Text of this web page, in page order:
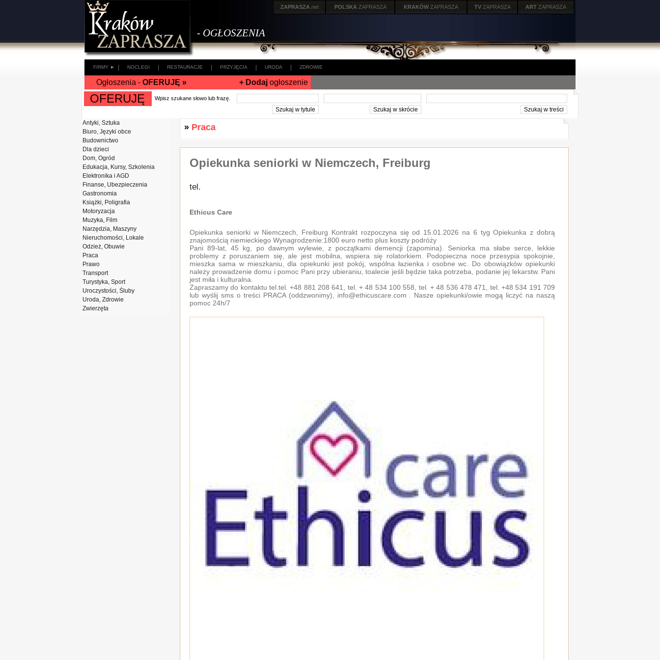
ZAPRASZA .net POLSKA ZAPRASZA KRAKÓW ZAPRASZA TV ZAPRASZA ART ZAPRASZA
- OGŁOSZENIA
FIRMY ► NOCLEGI RESTAURACJE PRZYJĘCIA URODA ZDROWIE
Ogłoszenia - OFERUJĘ » + Dodaj ogłoszenie
OFERUJĘ Wpisz szukane słowo lub frazę.
Antyki, Sztuka
Biuro, Języki obce
Budownictwo
Dla dzieci
Dom, Ogród
Edukacja, Kursy, Szkolenia
Elektronika i AGD
Finanse, Ubezpieczenia
Gastronomia
Książki, Poligrafia
Motoryzacja
Muzyka, Film
Narzędzia, Maszyny
Nieruchomości, Lokale
Odzież, Obuwie
Praca
Prawo
Transport
Turystyka, Sport
Uroczystości, Śluby
Uroda, Zdrowie
Zwierzęta
» Praca
Opiekunka seniorki w Niemczech, Freiburg
tel.
Ethicus Care
Opiekunka seniorki w Niemczech, Freiburg Kontrakt rozpoczyna się od 15.01.2026 na 6 tyg Opiekunka z dobrą
znajomością niemieckiego Wynagrodzenie:1800 euro netto plus koszty podróży
Pani 89-lat, 45 kg, po dawnym wylewie, z początkami demencji (zapomina). Seniorka ma słabe serce, lekkie
problemy z poruszaniem się, ale jest mobilna, wspiera się rolatorkiem. Podopieczna noce przesypia spokojnie,
mieszka sama w mieszkaniu, dla opiekunki jest pokój, wspólna łazienka i osobne wc. Do obowiązków opiekunki
należy prowadzenie domu i pomoc Pani przy ubieraniu, toalecie jeśli będzie taka potrzeba, podanie jej lekarstw. Pani
jest miła i kulturalna.
Zapraszamy do kontaktu tel.tel. +48 881 208 641, tel. + 48 534 100 558, tel. + 48 536 478 471, tel. +48 534 191 709
lub wyślij sms o treści PRACA (oddzwonimy), info@ethicuscare.com . Nasze opiekunki/owie mogą liczyć na naszą
pomoc 24h/7